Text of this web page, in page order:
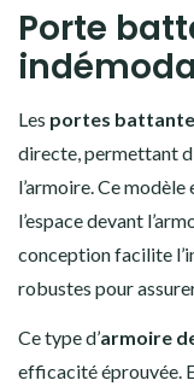
Porte
Les portes
directe, permettant
l’armoire. Ce
l’espace devant
conception facilite
robustes pour
Ce type d’armoire
efficacité éprouvée.